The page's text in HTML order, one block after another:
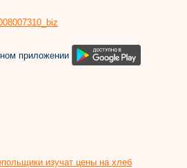
приложении
изучат цены на хлеб